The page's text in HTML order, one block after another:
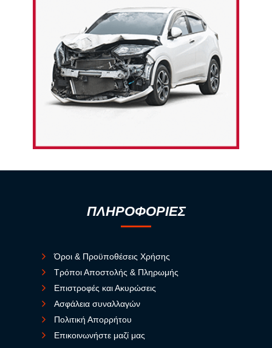
ΠΛΗΡΟΦΟΡΙΕΣ
Όροι & Προϋποθέσεις Χρήσης
Τρόποι Αποστολής & Πληρωμής
Επιστροφές και Ακυρώσεις
Ασφάλεια συναλλαγών
Πολιτική Απορρήτου
Επικοινωνήστε μαζί μας